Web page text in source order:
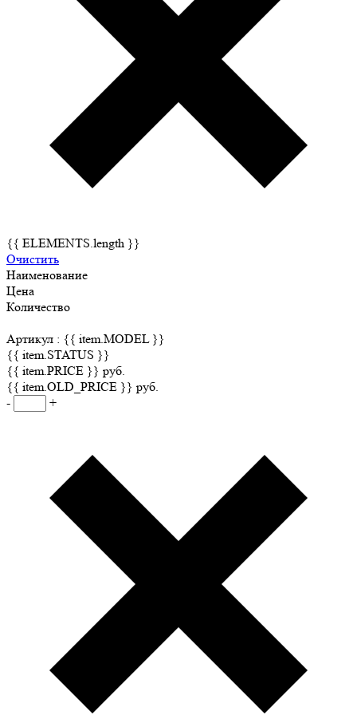
{{ ELEMENTS.length }}
Очистить
Наименование
Цена
Количество
Артикул : {{ item.MODEL }}
{{ item.STATUS }}
{{ item.PRICE }} руб.
{{ item.OLD_PRICE }} руб.
-
+